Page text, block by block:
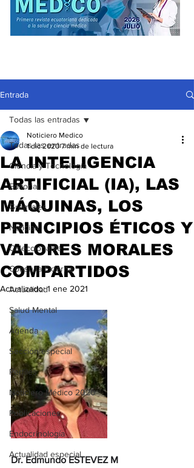
Entrada
Todas las entradas
Ciencia y Tecnología
Editorial
Gremiales
Noticias
Coleccionable
Consulta Externa
Actualidad
Salud Mental
Agenda
Sección especial
Perfiles
Noticiero Médico 2020
Publicaciones
Endocrinología
Actualidad especial
Todas las entradas
LA INTELIGENCIA
ARTIFICIAL (IA), LAS
MÁQUINAS, LOS
PRINCIPIOS ÉTICOS Y
VALORES MORALES
COMPARTIDOS
Noticiero Medico
1 dic 2020 7 min de lectura
Actualizado:1 ene 2021
Dr. Edmundo ESTEVEZ M